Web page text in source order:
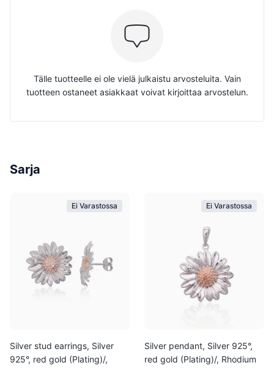
Tälle tuotteelle ei ole vielä julkaistu arvosteluita. Vain
tuotteen ostaneet asiakkaat voivat kirjoittaa arvostelun.
Sarja
Ei Varastossa
Silver stud earrings, Silver
925°, red gold (Plating)/,
Ei Varastossa
Silver pendant, Silver 925°,
red gold (Plating)/, Rhodium